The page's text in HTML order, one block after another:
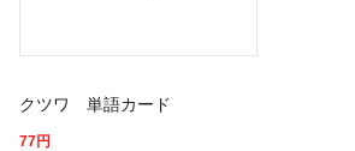
クツワ 単語カード
77円